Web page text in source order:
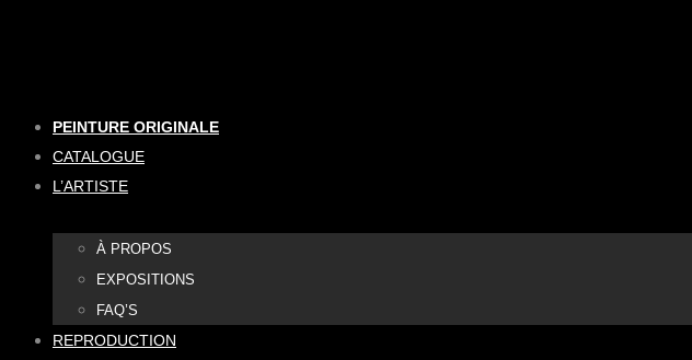
PEINTURE ORIGINALE
CATALOGUE
L’ARTISTE
À PROPOS
EXPOSITIONS
FAQ’S
REPRODUCTION